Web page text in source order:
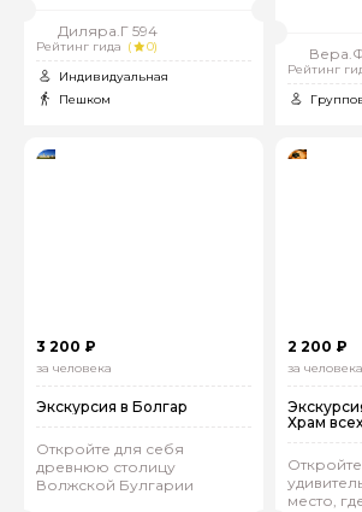
Диляра.Г 594
Рейтинг гида (
0)
Индивидуальная
Пешком
Вера.Ф
Рейтинг
3 200 ₽
за человека
Экскурсия в Болгар
Откройте для себя
древнюю столицу
Волжской Булгарии
2 200 ₽
за человека
Храм
место,